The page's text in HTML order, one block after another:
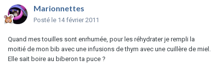
Marionnettes
Posté le 14 février 2011
Quand mes touilles sont enrhumée, pour les réhydrater je rempli la
moitié de mon bib avec une infusions de thym avec une cuillère de miel.
Elle sait boire au biberon ta puce ?